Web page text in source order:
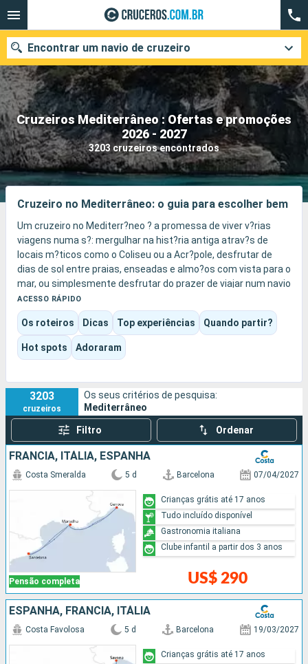
Cruzeiros Mediterrâneo : Ofertas e promoções
2026 - 2027
3203 cruzeiros encontrados
Encontrar um navio de cruzeiro
Quando ir?
Data de partida
Cidades Companhias
Pesquisar
Cruzeiro no Mediterrâneo: o guia para escolher bem
Um cruzeiro no Mediterr?neo ? a promessa de viver v?rias
viagens numa s?: mergulhar na hist?ria antiga atrav?s de
locais m?ticos como o Coliseu ou a Acr?pole, desfrutar de
dias de sol entre praias, enseadas e almo?os com vista para o
mar, ou simplesmente desfrutar do prazer de viajar num navio
pensado para toda a fam?lia.
Consoante o itiner?rio e o navio escolhidos, a experi?ncia pode
ser cultural, gastron?mica, balnear ou decididamente
orientada para o entretenimento. Piscinas, espet?culos,
anima??o, momentos de descanso ou visitas a grandes
ACESSO RÁPIDO
Os roteiros Dicas Top experiências Quando partir?
Hot spots Adoraram
3203
cruzeiros
Os seus critérios de pesquisa:
Mediterrâneo
Filtro Ordenar
FRANCIA, ITÁLIA, ESPANHA
Pensão completa
Costa Smeralda 5 d Barcelona 07/04/2027
US$ 290
Crianças grátis até 17 anos
Tudo incluído disponível
Gastronomia italiana
Clube infantil a partir dos 3 anos
ESPANHA, FRANCIA, ITÁLIA
Costa Favolosa 5 d Barcelona 19/03/2027
Crianças grátis até 17 anos